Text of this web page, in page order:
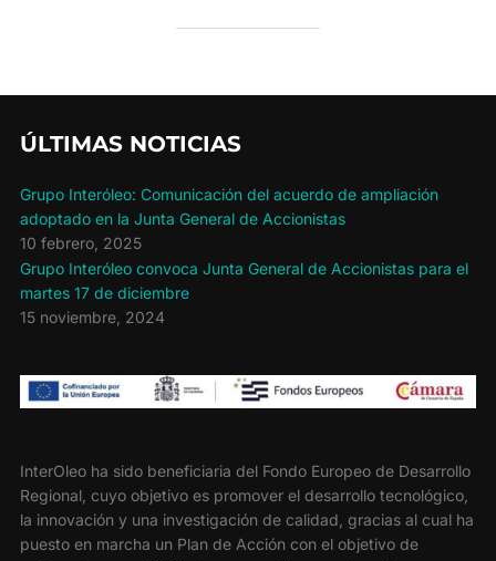
ÚLTIMAS NOTICIAS
Grupo Interóleo: Comunicación del acuerdo de ampliación
adoptado en la Junta General de Accionistas
10 febrero, 2025
Grupo Interóleo convoca Junta General de Accionistas para el
martes 17 de diciembre
15 noviembre, 2024
InterOleo ha sido beneficiaria del Fondo Europeo de Desarrollo
Regional, cuyo objetivo es promover el desarrollo tecnológico,
la innovación y una investigación de calidad, gracias al cual ha
puesto en marcha un Plan de Acción con el objetivo de